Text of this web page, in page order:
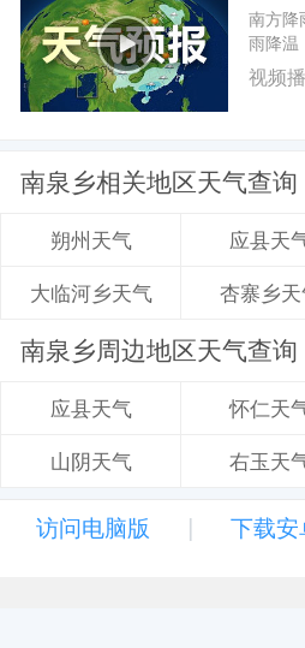
南方降
雨降温
视频
南泉乡相关地区天气查询
朔州天气 应县天
大临河乡天气 杏寨乡
南泉乡周边地区天气查询
应县天气 怀仁天
山阴天气 右玉天
访问电脑版 | 下载安